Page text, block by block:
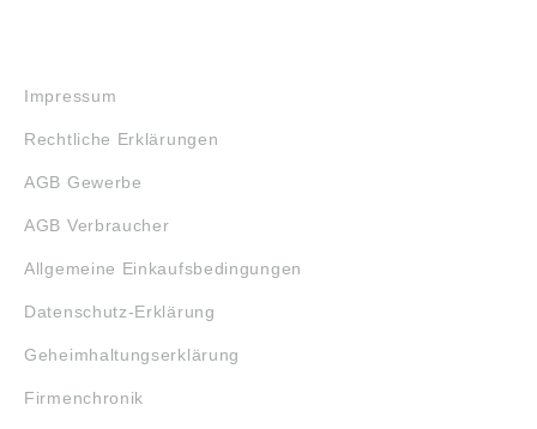
Impressum
Rechtliche Erklärungen
AGB Gewerbe
AGB Verbraucher
Allgemeine Einkaufsbedingungen
Datenschutz-Erklärung
Geheimhaltungserklärung
Firmenchronik